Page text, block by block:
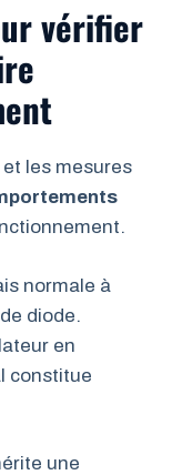
vérifier
les mesures
normale à
diode.
en
constitue
une